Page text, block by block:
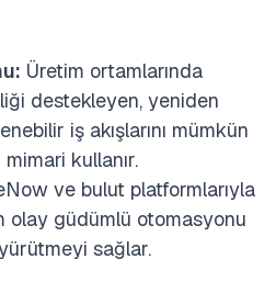
Üretim ortamlarında
destekleyen, yeniden
iş akışlarını mümkün
kullanır.
ve bulut platformlarıyla
olay güdümlü otomasyonu
sağlar.